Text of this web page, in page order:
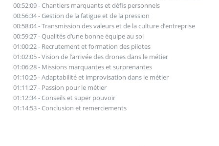
00:52:09 - Chantiers marquants et défis personnels
00:56:34 - Gestion de la fatigue et de la pression
00:58:04 - Transmission des valeurs et de la culture d’entreprise
00:59:27 - Qualités d’une bonne équipe au sol
01:00:22 - Recrutement et formation des pilotes
01:02:05 - Vision de l’arrivée des drones dans le métier
01:06:28 - Missions marquantes et surprenantes
01:10:25 - Adaptabilité et improvisation dans le métier
01:11:27 - Passion pour le métier
01:12:34 - Conseils et super pouvoir
01:14:53 - Conclusion et remerciements